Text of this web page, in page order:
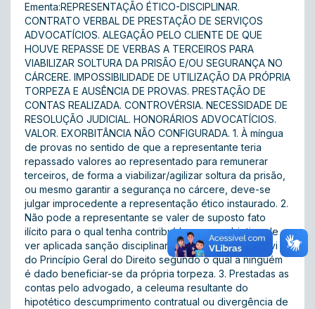
Ementa:REPRESENTAÇÃO ÉTICO-DISCIPLINAR.
CONTRATO VERBAL DE PRESTAÇÃO DE SERVIÇOS
ADVOCATÍCIOS. ALEGAÇÃO PELO CLIENTE DE QUE
HOUVE REPASSE DE VERBAS A TERCEIROS PARA
VIABILIZAR SOLTURA DA PRISÃO E/OU SEGURANÇA NO
CÁRCERE. IMPOSSIBILIDADE DE UTILIZAÇÃO DA PRÓPRIA
TORPEZA E AUSÊNCIA DE PROVAS. PRESTAÇÃO DE
CONTAS REALIZADA. CONTROVÉRSIA. NECESSIDADE DE
RESOLUÇÃO JUDICIAL. HONORÁRIOS ADVOCATÍCIOS.
VALOR. EXORBITÂNCIA NÃO CONFIGURADA. 1. À míngua
de provas no sentido de que a representante teria
repassado valores ao representado para remunerar
terceiros, de forma a viabilizar/agilizar soltura da prisão,
ou mesmo garantir a segurança no cárcere, deve-se
julgar improcedente a representação ético instaurado. 2.
Não pode a representante se valer de suposto fato
ilícito para o qual tenha contribuído, com o objetivo de
ver aplicada sanção disciplinar ao representado, ex vi
do Princípio Geral do Direito segundo o qual a ninguém
é dado beneficiar-se da própria torpeza. 3. Prestadas as
contas pelo advogado, a celeuma resultante do
hipotético descumprimento contratual ou divergência de